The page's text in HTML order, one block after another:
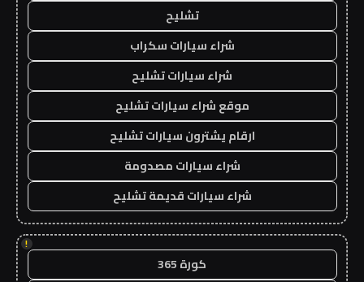
تشليح
شراء سيارات سكراب
شراء سيارات تشليح
موقع شراء سيارات تشليح
ارقام يشترون سيارات تشليح
شراء سيارات مصدومة
شراء سيارات قديمة تشليح
!
كورة 365